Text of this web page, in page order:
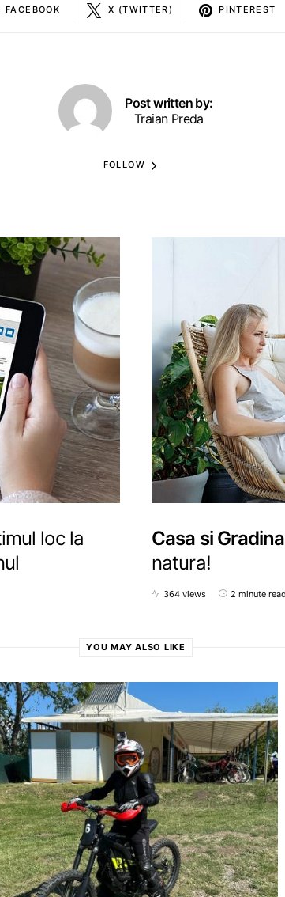
FACEBOOK X (TWITTER) PINTEREST
Post written by:
Traian Preda
FOLLOW
loc la
Casa si Gradina
natura!
364 views 2 minute read
YOU MAY ALSO LIKE